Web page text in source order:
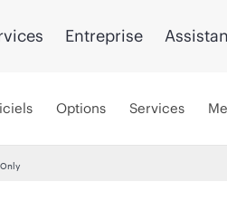
Entreprise
Options Services